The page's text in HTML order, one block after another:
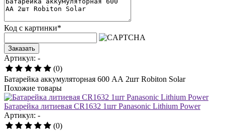
Код с картинки*
Заказать
Артикул: -
(0)
Батарейка аккумуляторная 600 АА 2шт Robiton Solar
Похожие товары
Батарейка литиевая CR1632 1шт Panasonic Lithium Power
Артикул: -
(0)